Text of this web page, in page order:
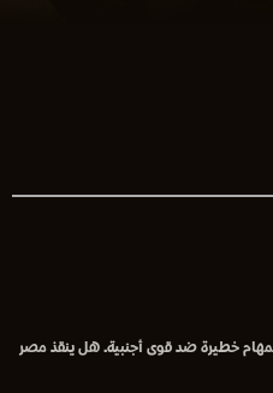
لمهام خطيرة ضد قوى أجنبية. هل ينقذ مصر